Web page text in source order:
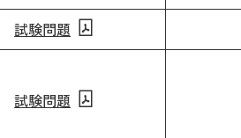
試験問題
試験問題